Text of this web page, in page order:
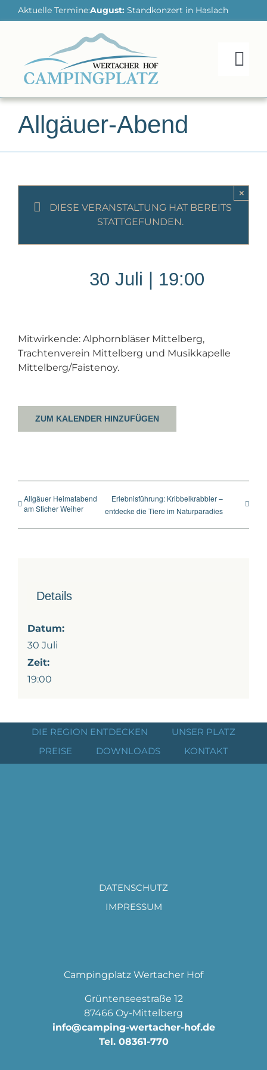
Skip
to
Aktuelle Termine:Do. 06 August:Standkonzert in Haslach
HOME
UNSERE PREISE
Allgäuer-Abend
DIESE VERANSTALTUNG HAT BEREITS
STATTGEFUNDEN.
×
30 Juli | 19:00
Mitwirkende: Alphornbläser Mittelberg,
Trachtenverein Mittelberg und Musikkapelle
Mittelberg/Faistenoy.
ZUM KALENDER HINZUFÜGEN
Allgäuer Heimatabend
am Sticher Weiher
Erlebnisführung: Kribbelkrabbler –
entdecke die Tiere im Naturparadies
Details
Datum:
30 Juli
Zeit:
19:00
DIE REGION ENTDECKEN
UNSER PLATZ
PREISE
DOWNLOADS KONTAKT
DATENSCHUTZ
IMPRESSUM
Campingplatz Wertacher Hof
Grüntenseestraße 12
87466 Oy-Mittelberg
info@camping-wertacher-hof.de
Tel. 08361-770